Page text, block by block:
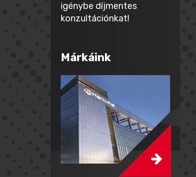
igénybe díjmentes
konzultációnkat!
Márkáink